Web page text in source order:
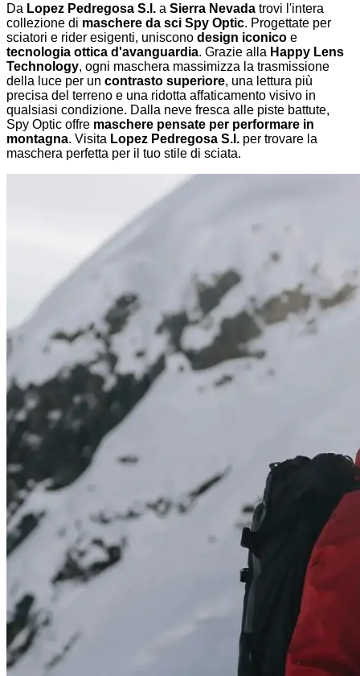
Da Lopez Pedregosa S.l. a Sierra Nevada trovi l'intera
collezione di maschere da sci Spy Optic. Progettate per
sciatori e rider esigenti, uniscono design iconico e
tecnologia ottica d'avanguardia. Grazie alla Happy Lens
Technology, ogni maschera massimizza la trasmissione
della luce per un contrasto superiore, una lettura più
precisa del terreno e una ridotta affaticamento visivo in
qualsiasi condizione. Dalla neve fresca alle piste battute,
Spy Optic offre maschere pensate per performare in
montagna. Visita Lopez Pedregosa S.l. per trovare la
maschera perfetta per il tuo stile di sciata.